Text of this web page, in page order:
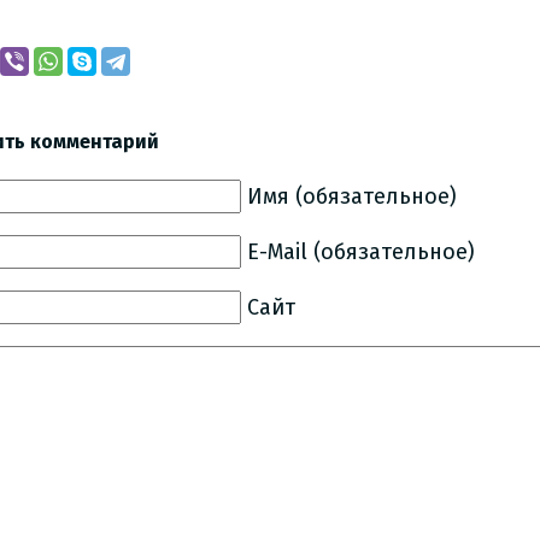
комментарий
Имя (обязательное)
E-Mail (обязательное)
Сайт